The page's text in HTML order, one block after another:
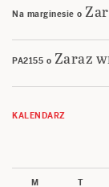
Na marginesie o
PA2155 o Zaraz
KALENDARZ
M T